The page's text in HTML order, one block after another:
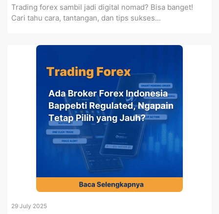
Trading forex sambil jadi digital nomad? Bisa banget!
Cari tahu cara, tantangan, dan tips sukses...
29 July 2025